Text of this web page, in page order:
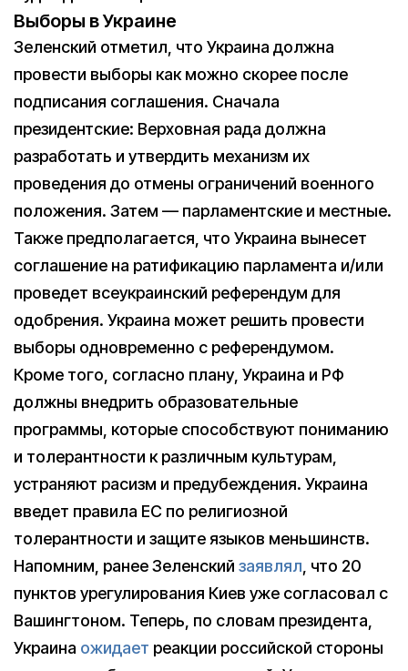
Выборы в Украине
Зеленский отметил, что Украина должна
провести выборы как можно скорее после
подписания соглашения. Сначала
президентские: Верховная рада должна
разработать и утвердить механизм их
проведения до отмены ограничений военного
положения. Затем — парламентские и местные.
Также предполагается, что Украина вынесет
соглашение на ратификацию парламента и/или
проведет всеукраинский референдум для
одобрения. Украина может решить провести
выборы одновременно с референдумом.
Кроме того, согласно плану, Украина и РФ
должны внедрить образовательные
программы, которые способствуют пониманию
и толерантности к различным культурам,
устраняют расизм и предубеждения. Украина
введет правила ЕС по религиозной
толерантности и защите языков меньшинств.
Напомним, ранее Зеленский заявлял, что 20
пунктов урегулирования Киев уже согласовал с
Вашингтоном. Теперь, по словам президента,
Украина ожидает реакции российской стороны